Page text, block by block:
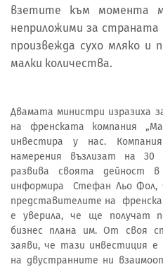
взетите към момента
неприложими за страната
произвежда сухо мляко и
малки количества.
Двамата министри изразиха
на френската компания
инвестира у нас.
намерения възлизат на 30
развива своята дейност
информира Стефан Льо Фол,
представителите на
е уверила, че ще получат
бизнес плана им. От своя
заяви, че тази инвестиция
на двустранните ни